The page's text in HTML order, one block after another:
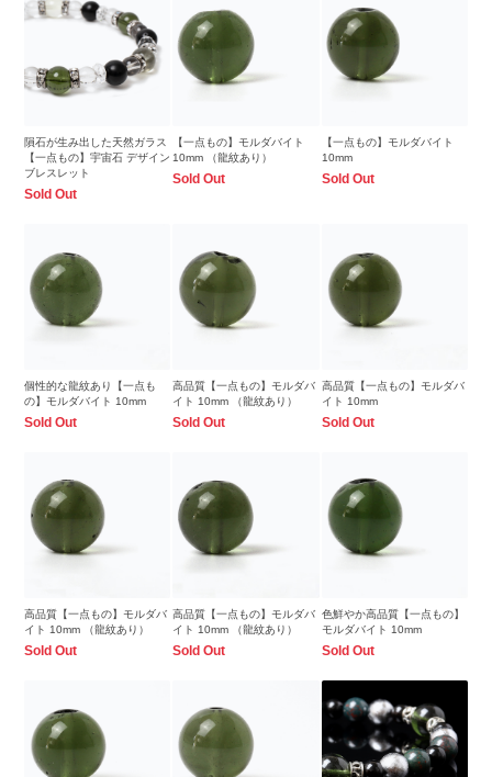
隕石が生み出した天然ガラス
【一点もの】宇宙石 デザイン
ブレスレット
Sold Out
【一点もの】モルダバイト
10mm （龍紋あり）
Sold Out
【一点もの】モルダバイト
10mm
Sold Out
個性的な龍紋あり【一点も
の】モルダバイト 10mm
Sold Out
高品質【一点もの】モルダバ
イト 10mm （龍紋あり）
Sold Out
高品質【一点もの】モルダバ
イト 10mm
Sold Out
高品質【一点もの】モルダバ
イト 10mm （龍紋あり）
Sold Out
高品質【一点もの】モルダバ
イト 10mm （龍紋あり）
Sold Out
色鮮やか高品質【一点もの】
モルダバイト 10mm
Sold Out